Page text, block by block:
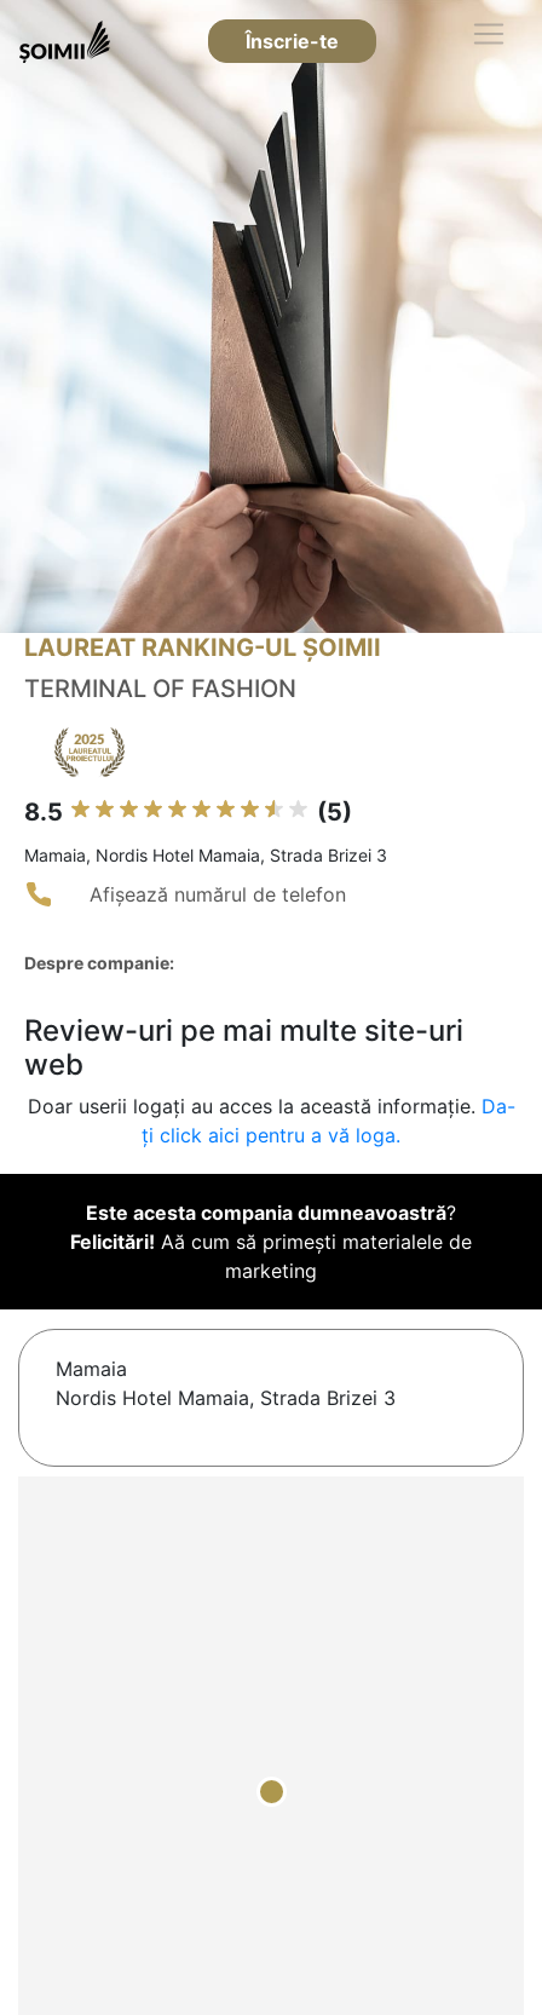
Înscrie-te
LAUREAT RANKING-UL ȘOIMII
TERMINAL OF FASHION
8.5 (5)
Mamaia, Nordis Hotel Mamaia, Strada Brizei 3
Afișează numărul de telefon
Despre companie:
Review-uri pe mai multe site-uri
web
Doar userii logați au acces la această informație. Da-
ți click aici pentru a vă loga.
Este acesta compania dumneavoastră?
Felicitări! Aă cum să primești materialele de
marketing
Mamaia
Nordis Hotel Mamaia, Strada Brizei 3